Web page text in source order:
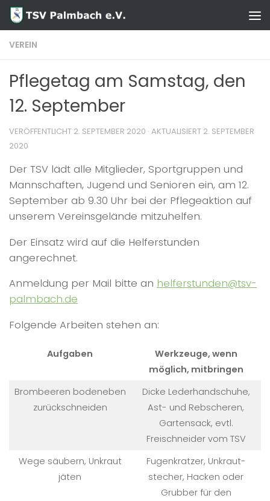
Zum Inhalt springen
VEREIN
Pflegetag am Samstag, den
12. September
VERÖFFENTLICHT 2. SEPTEMBER 2020 · AKTUALISIERT 2. SEPTEMBER
2020
Der TSV lädt alle Mitglieder, Sportgruppen und
Mannschaften, Jugend und Senioren ein, am 12.
September ab 9.30 Uhr bei der Pflegeaktion auf
unserem Vereinsgelände mitzu­helfen.
Der Einsatz wird auf die Helferstunden
angerechnet.
Anmeldung per Mail bitte an helferstunden@tsv-
palmbach.de
Folgende Arbeiten stehen an:
Aufgaben
Werkzeuge, wenn
möglich, mitbringen
Brombeeren bodeneben
zurückschneiden
Dicke Lederhandschuhe,
Ast- und Rebscheren,
Gartensack, evtl.
Freischneider vom TSV
Wege säubern, Unkraut
jäten
Fugenkratzer, Unkraut­
stecher, Hacken oder
Grubber für den